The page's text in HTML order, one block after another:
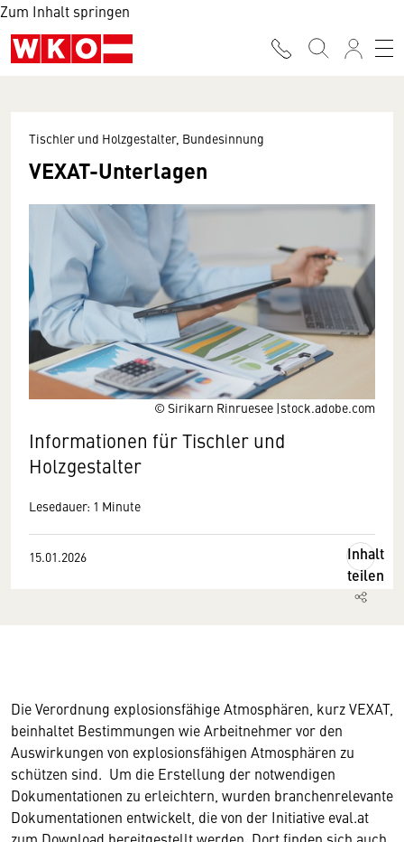
Zum Inhalt springen
© Sirikarn Rinruesee |stock.adobe.com
Tischler und Holzgestalter, Bundesinnung
VEXAT-Unterlagen
Informationen für Tischler und
Holzgestalter
Lesedauer: 1 Minute
15.01.2026
Inhalt
teilen
Die Verordnung explosionsfähige Atmosphären, kurz VEXAT,
beinhaltet Bestimmungen wie Arbeitnehmer vor den
Auswirkungen von explosionsfähigen Atmosphären zu
schützen sind. Um die Erstellung der notwendigen
Dokumentationen zu erleichtern, wurden branchenrelevante
Dokumentationen entwickelt, die von der Initiative eval.at